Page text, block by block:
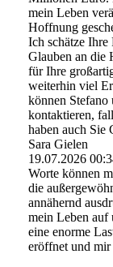
mein Leben
Hoffnung
Ich schätze
Glauben an die
für Ihre
weiterhin viel
können Stefano
kontaktieren,
haben auch Sie
Sara Gielen
19.07.2026
Worte können
die
annähernd
mein Leben auf
eine enorme
eröffnet und mir